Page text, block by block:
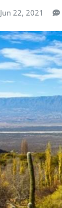
Jun 22, 2021